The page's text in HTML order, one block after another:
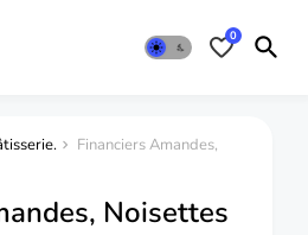
0
Financiers Amandes,
Noisettes